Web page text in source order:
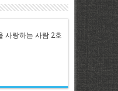
사랑하는 사람 2호